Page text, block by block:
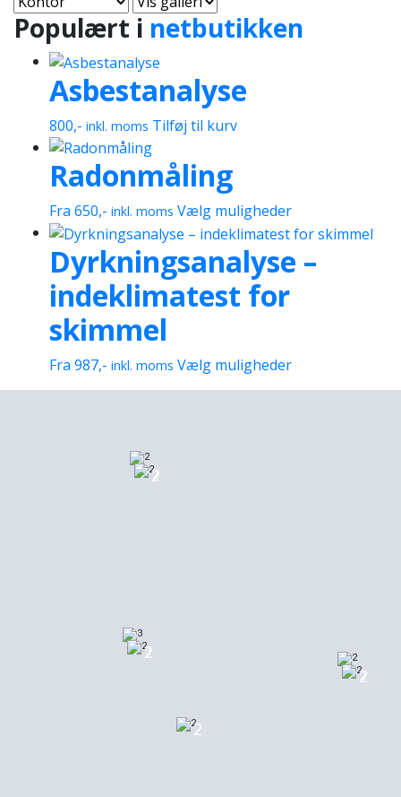
Populært i netbutikken
Asbestanalyse
800,- inkl. moms Tilføj til kurv
Radonmåling
Fra 650,- inkl. moms Vælg mulighederDette
vare
har
flere
vælges
Dyrkningsanalyse –
indeklimatest for
skimmel
Fra 987,- inkl. moms Vælg mulighederDette
vare
2
2
2
2
3
2
2